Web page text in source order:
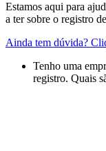
Estamos aqui para
a ter sobre o registro
Ainda tem dúvida?
Tenho uma
registro. Quais